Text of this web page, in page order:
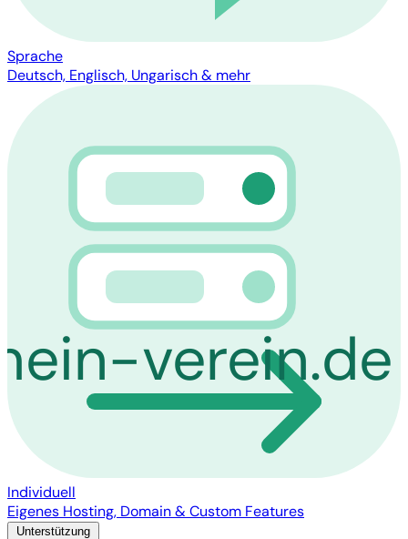
Sprache
Deutsch, Englisch, Ungarisch & mehr
verein.de
Individuell
Eigenes Hosting, Domain & Custom Features
Unterstützung